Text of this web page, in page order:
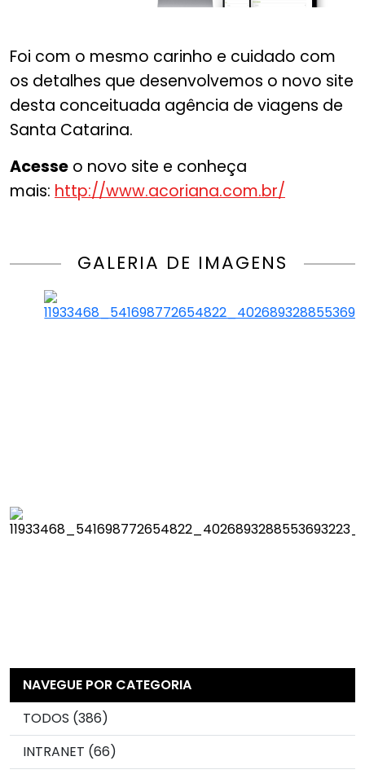
Foi com o mesmo carinho e cuidado com
os detalhes que desenvolvemos o novo site
desta conceituada agência de viagens de
Santa Catarina.
Acesse o novo site e conheça
mais: http://www.acoriana.com.br/
GALERIA DE IMAGENS
NAVEGUE POR CATEGORIA
TODOS (386)
INTRANET (66)